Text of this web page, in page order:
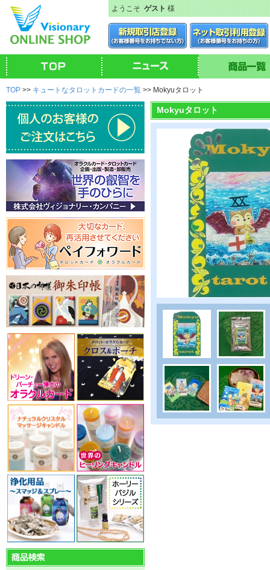
ようこそゲスト様
TOP >> キュートなタロットカードの一覧 >> Mokyuタロット
Mokyuタロット